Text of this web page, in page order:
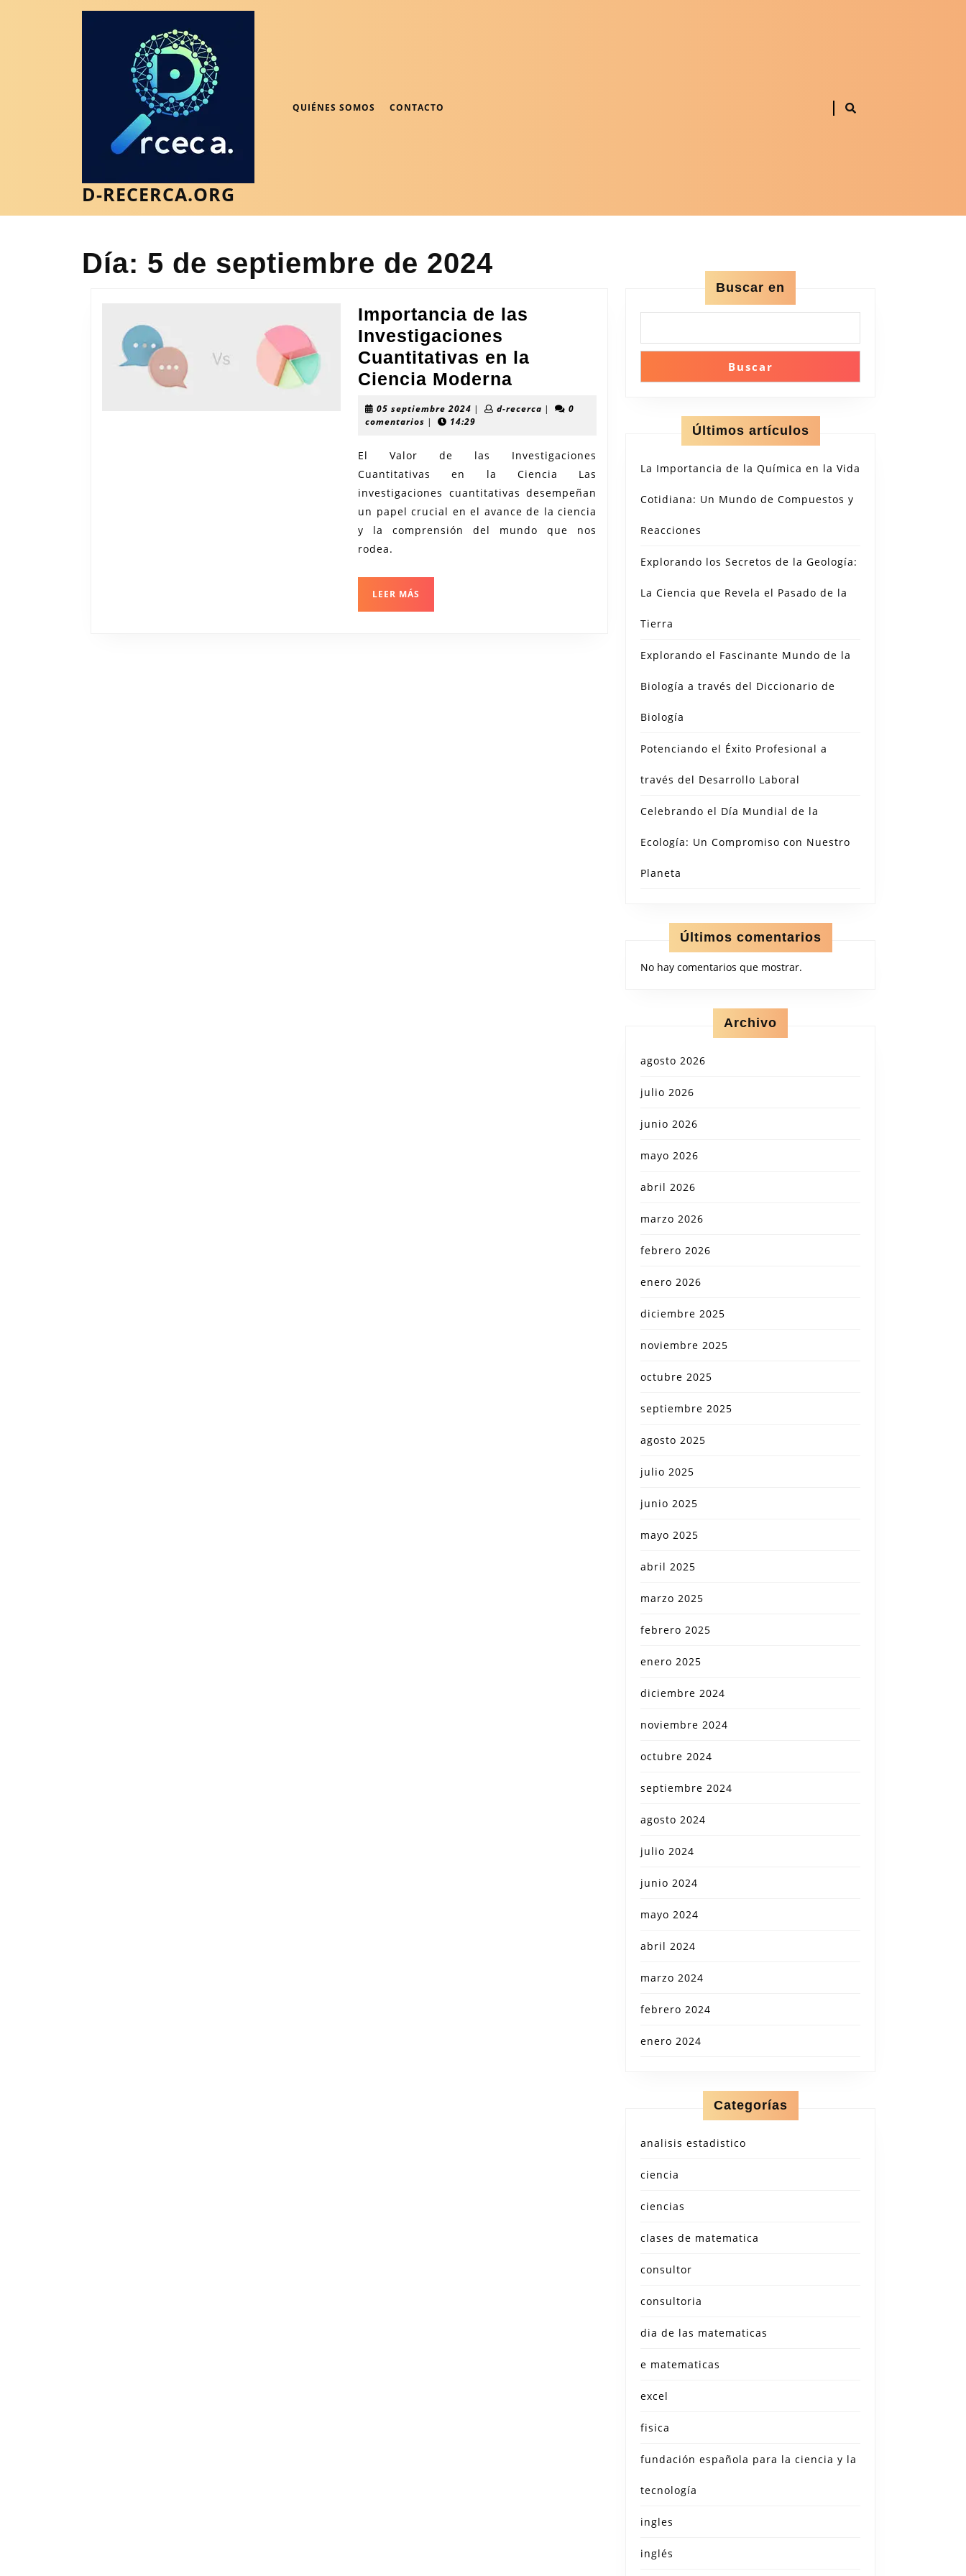
D-RECERCA.ORG
QUIÉNES SOMOS CONTACTO
Día: 5 de septiembre de 2024
Importancia de las
Investigaciones
Cuantitativas en la
Ciencia Moderna
Cuantitativas
en
la
Ciencia
05 septiembre 2024 05
septiembre
| d-recerca d-|
0
comentarios | 14:29
El Valor de las Investigaciones
Cuantitativas en la Ciencia Las
investigaciones cuantitativas desempeñan
un papel crucial en el avance de la ciencia
y la comprensión del mundo que nos
rodea.
LEER MÁS
Buscar en
Buscar
Últimos artículos
La Importancia de la Química en la Vida
Cotidiana: Un Mundo de Compuestos y
Reacciones
Explorando los Secretos de la Geología:
La Ciencia que Revela el Pasado de la
Tierra
Explorando el Fascinante Mundo de la
Biología a través del Diccionario de
Biología
Potenciando el Éxito Profesional a
través del Desarrollo Laboral
Celebrando el Día Mundial de la
Ecología: Un Compromiso con Nuestro
Planeta
Últimos comentarios
No hay comentarios que mostrar.
Archivo
agosto 2026
julio 2026
junio 2026
mayo 2026
abril 2026
marzo 2026
febrero 2026
enero 2026
diciembre 2025
noviembre 2025
octubre 2025
septiembre 2025
agosto 2025
julio 2025
junio 2025
mayo 2025
abril 2025
marzo 2025
febrero 2025
enero 2025
diciembre 2024
noviembre 2024
octubre 2024
septiembre 2024
agosto 2024
julio 2024
junio 2024
mayo 2024
abril 2024
marzo 2024
febrero 2024
enero 2024
Categorías
analisis estadistico
ciencia
ciencias
clases de matematica
consultor
consultoria
dia de las matematicas
e matematicas
excel
fisica
fundación española para la ciencia y la
tecnología
ingles
inglés